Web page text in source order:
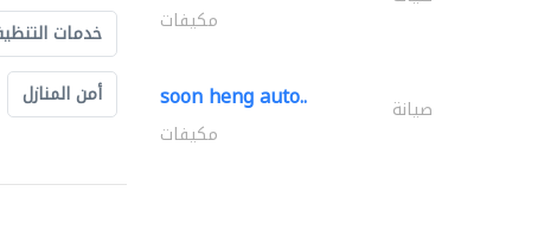
خدمات
أمن المنازل
مكيفات
soon heng auto.. صيانة
مكيفات